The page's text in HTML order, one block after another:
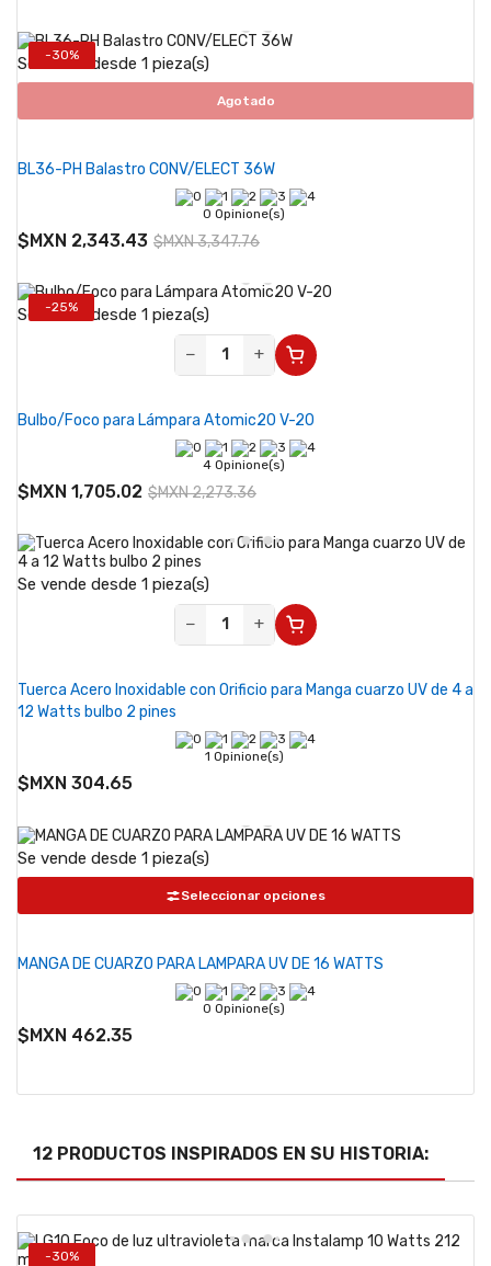
-30%
Se vende desde 1 pieza(s)
Agotado
BL36-PH Balastro CONV/ELECT 36W
0 Opinione(s)
$MXN 2,343.43 $MXN 3,347.76
-25%
Se vende desde 1 pieza(s)
−
+
Bulbo/Foco para Lámpara Atomic20 V-20
4 Opinione(s)
$MXN 1,705.02 $MXN 2,273.36
Se vende desde 1 pieza(s)
−
+
Tuerca Acero Inoxidable con Orificio para Manga cuarzo UV de 4 a
12 Watts bulbo 2 pines
1 Opinione(s)
$MXN 304.65
Se vende desde 1 pieza(s)
Seleccionar opciones
MANGA DE CUARZO PARA LAMPARA UV DE 16 WATTS
0 Opinione(s)
$MXN 462.35
12 PRODUCTOS INSPIRADOS EN SU HISTORIA:
-30%